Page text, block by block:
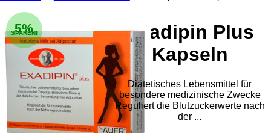
Exadipin Plus
Kapseln
5%
SPAREN!
Diätetisches Lebensmittel für
besondere medizinische Zwecke
Reguliert die Blutzuckerwerte nach
der ...